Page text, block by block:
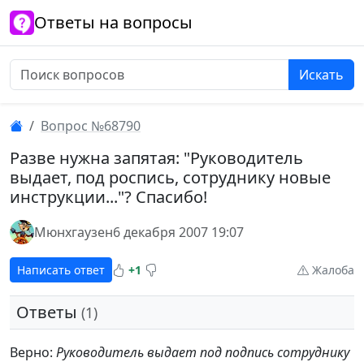
Ответы на вопросы
Искать
Вопрос №68790
Разве нужна запятая: "Руководитель
выдает, под роспись, сотруднику новые
инструкции..."? Спасибо!
Мюнхгаузен6 декабря 2007 19:07
Написать ответ +1 Жалоба
Ответы (1)
Верно: Руководитель выдает под подпись сотруднику